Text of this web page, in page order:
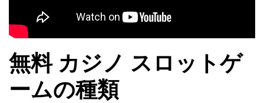
無料 カジノ スロットゲ
ームの種類